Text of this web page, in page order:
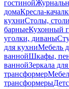
гостиной
домаКресла-
кухниСтолы,
барныеКухонный
уголки, диваны
для кухниМебель
ваннойШкафы,
ваннойЗеркала
трансформер
трансформеры